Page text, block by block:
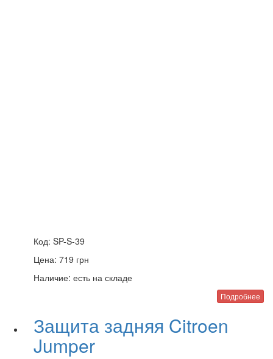
Код: SP-S-39
Цена: 719 грн
Наличие: есть на складе
Подробнее
Защита задняя Citroen
Jumper